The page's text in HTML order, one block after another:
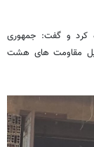
کرد و گفت: جمهوری
مقاومت های هشت